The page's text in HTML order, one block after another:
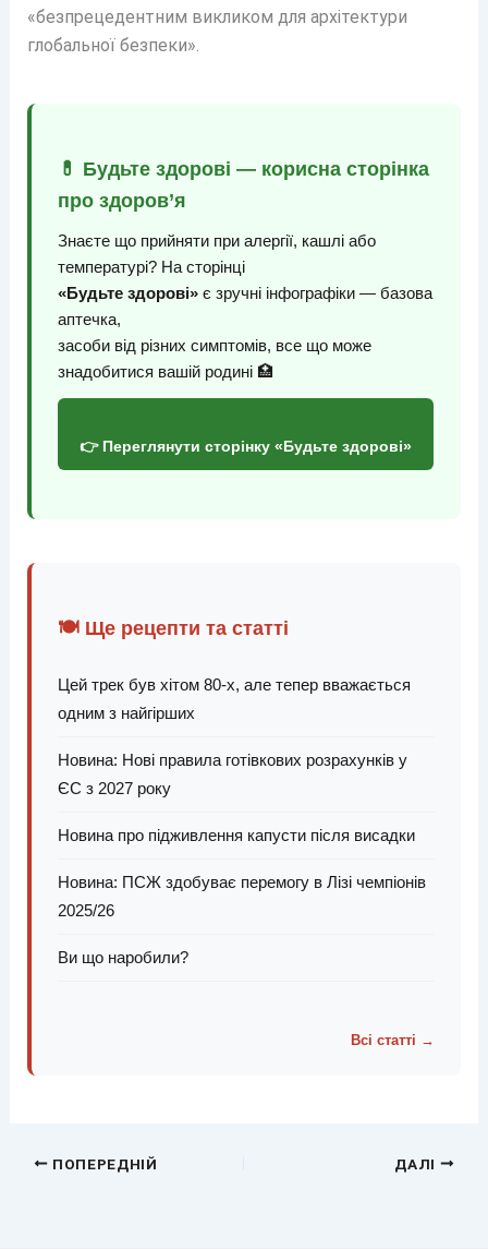
«безпрецедентним викликом для архітектури
глобальної безпеки».
💊 Будьте здорові — корисна сторінка
про здоров’я
Знаєте що прийняти при алергії, кашлі або
температурі? На сторінці
«Будьте здорові»є зручні інфографіки — базова
аптечка,
засоби від різних симптомів, все що може
знадобитися вашій родині 🏥
👉 Переглянути сторінку «Будьте здорові»
🍽️ Ще рецепти та статті
Цей трек був хітом 80-х, але тепер вважається
одним з найгірших
Новина: Нові правила готівкових розрахунків у
ЄС з 2027 року
Новина про підживлення капусти після висадки
Новина: ПСЖ здобуває перемогу в Лізі чемпіонів
2025/26
Ви що наробили?
Всі статті →
ПОПЕРЕДНІЙ ДАЛІ